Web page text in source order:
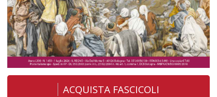
ACQUISTA FASCICOLI